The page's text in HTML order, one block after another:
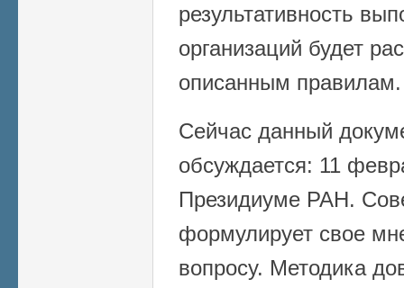
результативность
организаций будет
описанным правилам.
Сейчас данный
обсуждается: 11
Президиуме РАН.
формулирует свое
вопросу. Методика